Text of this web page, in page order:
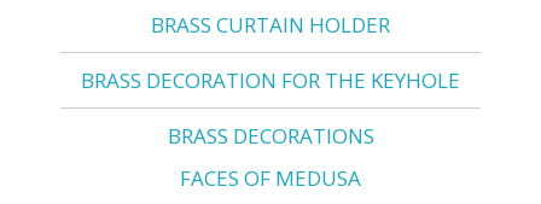
BRASS CURTAIN HOLDER
BRASS DECORATION FOR THE KEYHOLE
BRASS DECORATIONS
FACES OF MEDUSA